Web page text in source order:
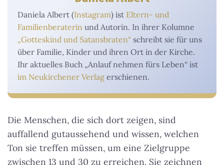
Daniela Albert (Instagram) ist Eltern- und
Familienberaterin und Autorin. In ihrer Kolumne
„Gotteskind und Satansbraten“ schreibt sie für uns
über Familie, Kinder und ihren Ort in der Kirche.
Ihr aktuelles Buch „Anlauf nehmen fürs Leben“ ist
im Neukirchener Verlag erschienen.
Die Menschen, die sich dort zeigen, sind
auffallend gutaussehend und wissen, welchen
Ton sie treffen müssen, um eine Zielgruppe
zwischen 13 und 30 zu erreichen. Sie zeichnen